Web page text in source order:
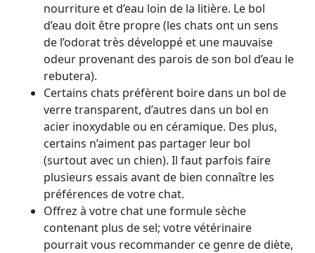
nourriture et d’eau loin de la litière. Le bol
d’eau doit être propre (les chats ont un sens
de l’odorat très développé et une mauvaise
odeur provenant des parois de son bol d’eau le
rebutera).
Certains chats préfèrent boire dans un bol de
verre transparent, d’autres dans un bol en
acier inoxydable ou en céramique. Des plus,
certains n’aiment pas partager leur bol
(surtout avec un chien). Il faut parfois faire
plusieurs essais avant de bien connaître les
préférences de votre chat.
Offrez à votre chat une formule sèche
contenant plus de sel; votre vétérinaire
pourrait vous recommander ce genre de diète,